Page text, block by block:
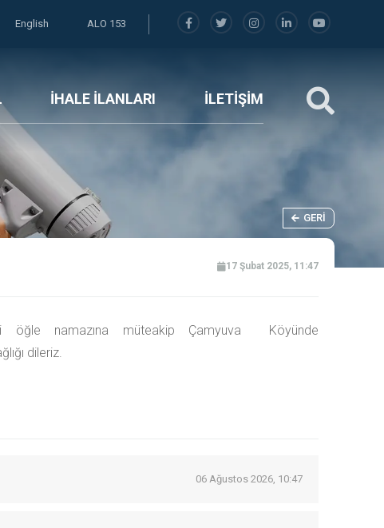
English ALO 153
İHALE İLANLARI İLETİŞİM
GERI
17 Şubat 2025, 11:47
öğle namazına müteakip Çamyuva Köyünde
dileriz.
06 Ağustos 2026, 10:47